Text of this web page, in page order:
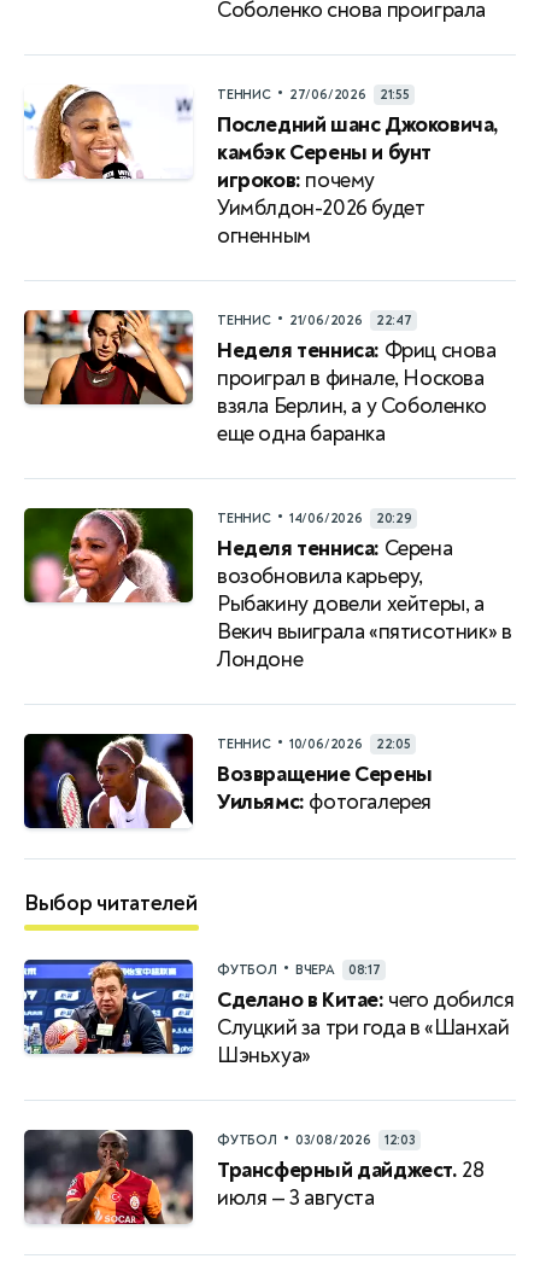
Соболенко снова проиграла
ТЕННИС • 27/06/2026 21:55
Последний шанс Джоковича,
камбэк Серены и бунт
игроков: почему
Уимблдон-2026 будет
огненным
ТЕННИС • 21/06/2026 22:47
Неделя тенниса: Фриц снова
проиграл в финале, Носкова
взяла Берлин, а у Соболенко
еще одна баранка
ТЕННИС • 14/06/2026 20:29
Неделя тенниса: Серена
возобновила карьеру,
Рыбакину довели хейтеры, а
Векич выиграла «пятисотник» в
Лондоне
ТЕННИС • 10/06/2026 22:05
Возвращение Серены
Уильямс: фотогалерея
Выбор читателей
ФУТБОЛ • ВЧЕРА 08:17
Сделано в Китае: чего добился
Слуцкий за три года в «Шанхай
Шэньхуа»
ФУТБОЛ • 03/08/2026 12:03
Трансферный дайджест. 28
июля — 3 августа